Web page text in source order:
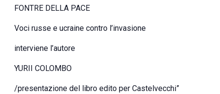
FONTRE DELLA PACE
Voci russe e ucraine contro l’invasione
interviene l’autore
YURII COLOMBO
/presentazione del libro edito per Castelvecchi”